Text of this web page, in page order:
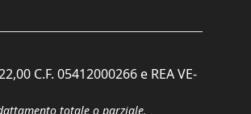
C.F. 05412000266 e REA VE-
totale o parziale.